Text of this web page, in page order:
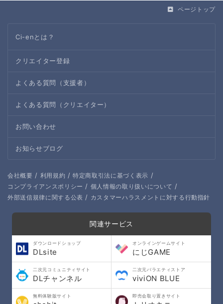
ページトップ
Ci-enとは？
クリエイター登録
よくある質問（支援者）
よくある質問（クリエイター）
お問い合わせ
お知らせブログ
会社概要 / 利用規約 / 特定商取引法に基づく表示 /
コンプライアンスポリシー / 個人情報の取り扱いについて /
外部送信規律に関する公表 / カスタマーハラスメントに対する行動指針
関連サービス
ダウンロードショップ
DLsite
オンラインゲームサイト
にじGAME
二次元コミュニティサイト
DLチャンネル
二次元バラエティストア
viviON BLUE
無料体験版サイト 即売会取り置きサイト